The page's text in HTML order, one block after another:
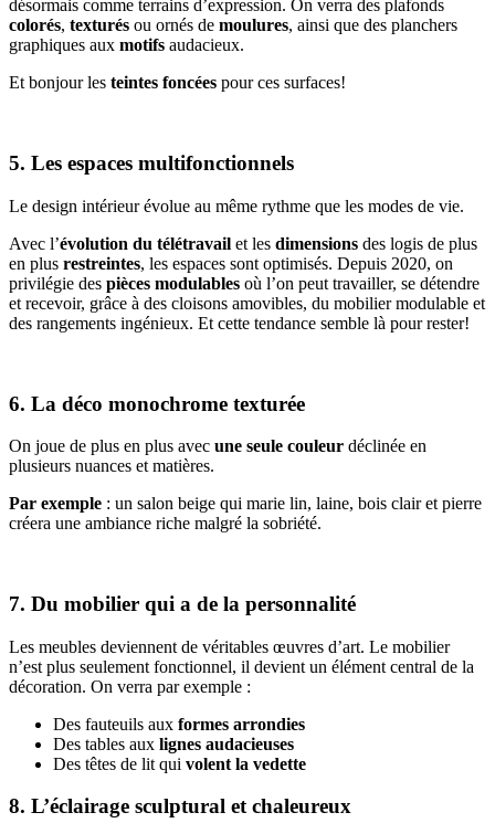
désormais comme terrains d’expression. On verra des plafonds
colorés, texturés ou ornés de moulures, ainsi que des planchers
graphiques aux motifs audacieux.
Et bonjour les teintes foncées pour ces surfaces!
5. Les espaces multifonctionnels
Le design intérieur évolue au même rythme que les modes de vie.
Avec l’évolution du télétravail et les dimensions des logis de plus
en plus restreintes, les espaces sont optimisés. Depuis 2020, on
privilégie des pièces modulables où l’on peut travailler, se détendre
et recevoir, grâce à des cloisons amovibles, du mobilier modulable et
des rangements ingénieux. Et cette tendance semble là pour rester!
6. La déco monochrome texturée
On joue de plus en plus avec une seule couleur déclinée en
plusieurs nuances et matières.
Par exemple : un salon beige qui marie lin, laine, bois clair et pierre
créera une ambiance riche malgré la sobriété.
7. Du mobilier qui a de la personnalité
Les meubles deviennent de véritables œuvres d’art. Le mobilier
n’est plus seulement fonctionnel, il devient un élément central de la
décoration. On verra par exemple :
Des fauteuils aux formes arrondies
Des tables aux lignes audacieuses
Des têtes de lit qui volent la vedette
8. L’éclairage sculptural et chaleureux